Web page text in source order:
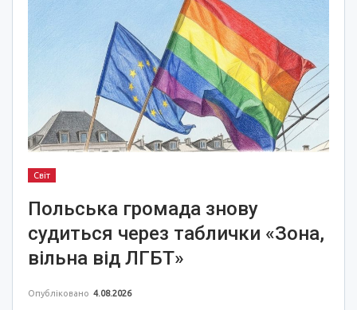
Світ
Польська громада знову
судиться через таблички «Зона,
вільна від ЛГБТ»
Опубліковано 4.08.2026